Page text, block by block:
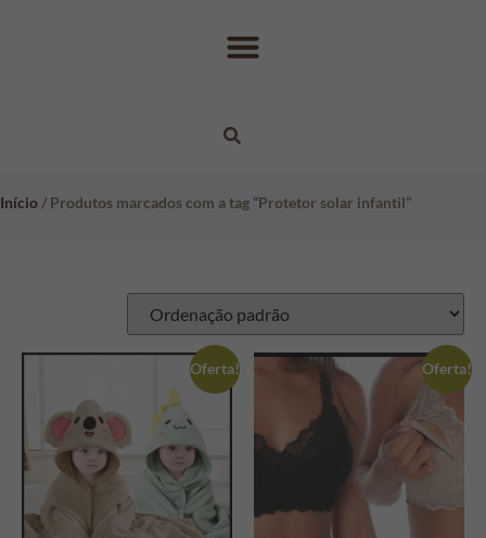
Início / Produtos marcados com a tag “Protetor solar infantil”
Oferta! Oferta!